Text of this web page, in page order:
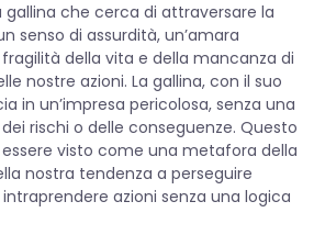
gallina che cerca di attraversare la
senso di assurdità, un’amara
della vita e della mancanza di
nostre azioni. La gallina, con il suo
in un’impresa pericolosa, senza una
rischi o delle conseguenze. Questo
visto come una metafora della
nostra tendenza a perseguire
azioni senza una logica